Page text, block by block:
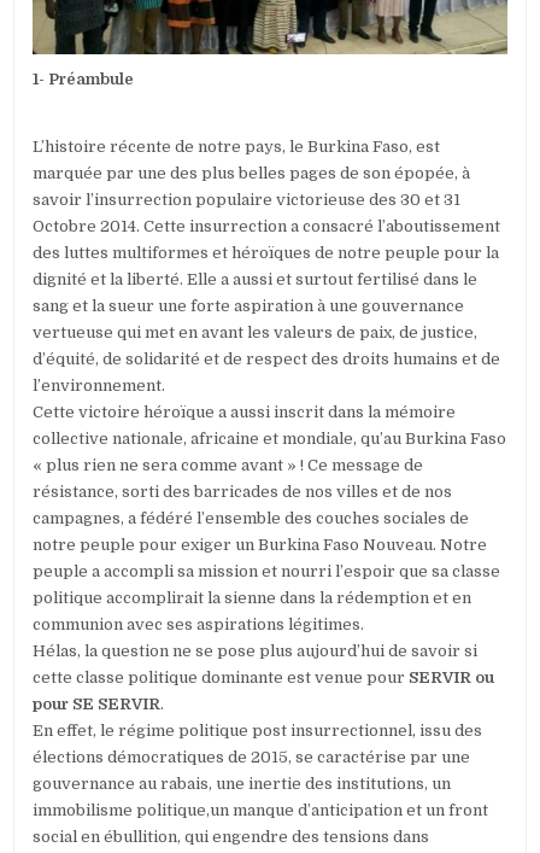
1- Préambule
L’histoire récente de notre pays, le Burkina Faso, est
marquée par une des plus belles pages de son épopée, à
savoir l’insurrection populaire victorieuse des 30 et 31
Octobre 2014. Cette insurrection a consacré l’aboutissement
des luttes multiformes et héroïques de notre peuple pour la
dignité et la liberté. Elle a aussi et surtout fertilisé dans le
sang et la sueur une forte aspiration à une gouvernance
vertueuse qui met en avant les valeurs de paix, de justice,
d’équité, de solidarité et de respect des droits humains et de
l’environnement.
Cette victoire héroïque a aussi inscrit dans la mémoire
collective nationale, africaine et mondiale, qu’au Burkina Faso
« plus rien ne sera comme avant » ! Ce message de
résistance, sorti des barricades de nos villes et de nos
campagnes, a fédéré l’ensemble des couches sociales de
notre peuple pour exiger un Burkina Faso Nouveau. Notre
peuple a accompli sa mission et nourri l’espoir que sa classe
politique accomplirait la sienne dans la rédemption et en
communion avec ses aspirations légitimes.
Hélas, la question ne se pose plus aujourd’hui de savoir si
cette classe politique dominante est venue pour SERVIR ou
pour SE SERVIR.
En effet, le régime politique post insurrectionnel, issu des
élections démocratiques de 2015, se caractérise par une
gouvernance au rabais, une inertie des institutions, un
immobilisme politique,un manque d’anticipation et un front
social en ébullition, qui engendre des tensions dans